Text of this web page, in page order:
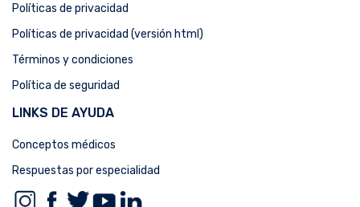
Políticas de privacidad
Políticas de privacidad (versión html)
Términos y condiciones
Política de seguridad
LINKS DE AYUDA
Conceptos médicos
Respuestas por especialidad